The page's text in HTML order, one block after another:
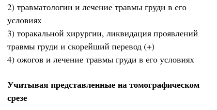
2) травматологии и лечение травмы груди в его
условиях
3) торакальной хирургии, ликвидация проявлений
травмы груди и скорейший перевод (+)
4) ожогов и лечение травмы груди в его условиях
Учитывая представленные на томографическом
срезе